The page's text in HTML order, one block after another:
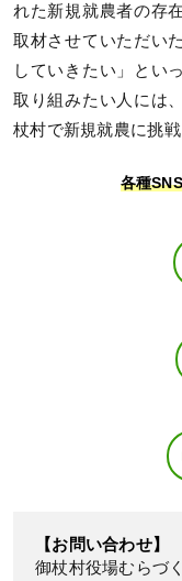
れた新規就農者の存
取材させていただい
していきたい」とい
取り組みたい人には
杖村で新規就農に挑戦
各種
【お問い合わせ】
御杖村役場むらづ